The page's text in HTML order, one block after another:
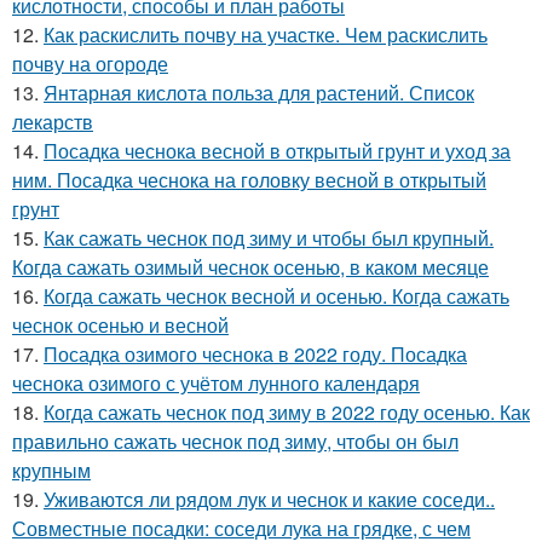
12. Как раскислить почву на участке. Чем раскислить
почву на огороде
13. Янтарная кислота польза для растений. Список
лекарств
14. Посадка чеснока весной в открытый грунт и уход за
ним. Посадка чеснока на головку весной в открытый
грунт
15. Как сажать чеснок под зиму и чтобы был крупный.
Когда сажать озимый чеснок осенью, в каком месяце
16. Когда сажать чеснок весной и осенью. Когда сажать
чеснок осенью и весной
17. Посадка озимого чеснока в 2022 году. Посадка
чеснока озимого с учётом лунного календаря
18. Когда сажать чеснок под зиму в 2022 году осенью. Как
правильно сажать чеснок под зиму, чтобы он был
крупным
19. Уживаются ли рядом лук и чеснок и какие соседи..
Совместные посадки: соседи лука на грядке, с чем